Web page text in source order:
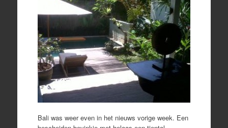
Bali was weer even in het nieuws vorige week. Een